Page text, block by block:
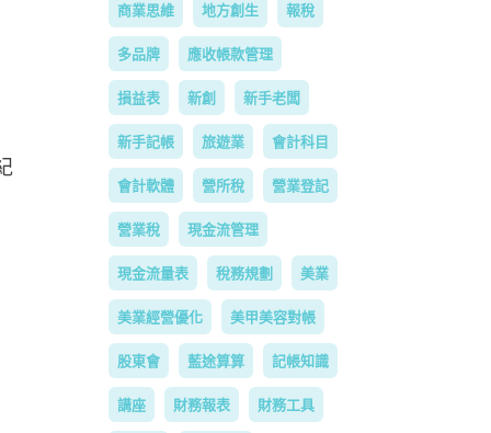
商業思維 地方創生 報稅
多品牌 應收帳款管理
損益表 新創 新手老闆
新手記帳 旅遊業 會計科目
會計軟體 營所稅 營業登記
營業稅 現金流管理
現金流量表 稅務規劃 美業
美業經營優化 美甲美容對帳
股東會 藍途算算 記帳知識
講座 財務報表 財務工具